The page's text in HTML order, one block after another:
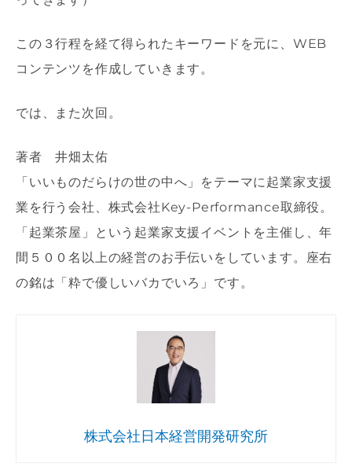
この３行程を経て得られたキーワードを元に、WEB
コンテンツを作成していきます。
では、また次回。
著者 井畑太佑
「いいものだらけの世の中へ」をテーマに起業家支援
業を行う会社、株式会社Key-Performance取締役。
「起業茶屋」という起業家支援イベントを主催し、年
間５００名以上の経営のお手伝いをしています。座右
の銘は「粋で優しいバカでいろ」です。
株式会社日本経営開発研究所